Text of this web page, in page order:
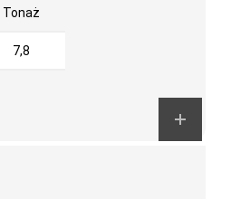
Tonaż
7,8